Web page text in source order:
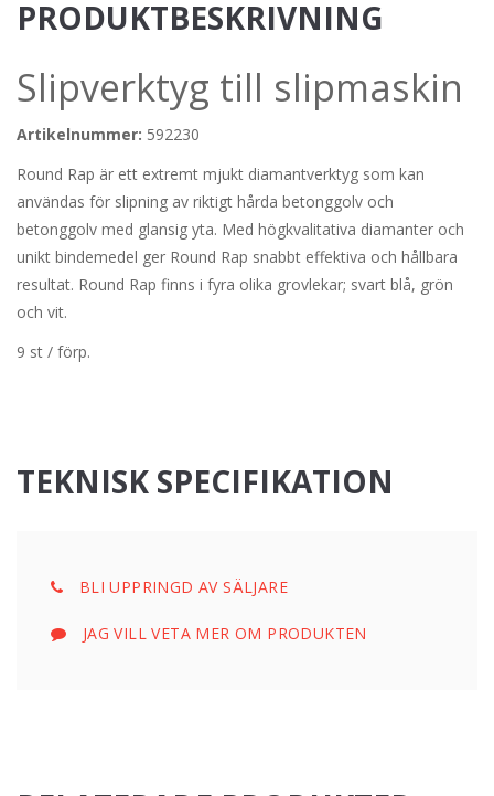
PRODUKTBESKRIVNING
Slipverktyg till slipmaskin
Artikelnummer: 592230
Round Rap är ett extremt mjukt diamantverktyg som kan
användas för slipning av riktigt hårda betonggolv och
betonggolv med glansig yta. Med högkvalitativa diamanter och
unikt bindemedel ger Round Rap snabbt effektiva och hållbara
resultat. Round Rap finns i fyra olika grovlekar; svart blå, grön
och vit.
9 st / förp.
TEKNISK SPECIFIKATION
BLI UPPRINGD AV SÄLJARE
JAG VILL VETA MER OM PRODUKTEN